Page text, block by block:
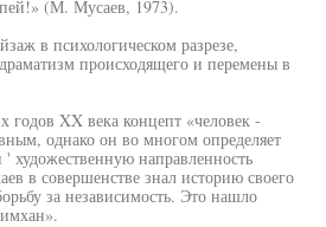
(М. Мусаев, 1973).
в психологическом разрезе,
происходящего и перемены в
годов XX века концепт «человек -
однако он во многом определяет
художественную направленность
в совершенстве знал историю своего
за независимость. Это нашло